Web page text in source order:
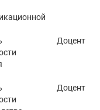
Доцент
Доцент